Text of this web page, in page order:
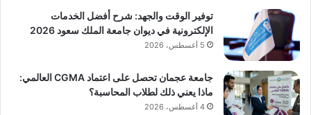
توفير الوقت والجهد: شرح أفضل الخدمات
الإلكترونية في ديوان جامعة الملك سعود 2026
5 أغسطس، 2026
جامعة عجمان تحصل على اعتماد CGMA العالمي:
ماذا يعني ذلك لطلاب المحاسبة؟
4 أغسطس، 2026